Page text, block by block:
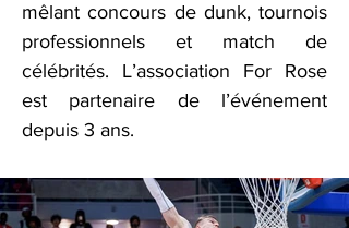
mêlant concours de dunk, tournois
professionnels et match de
célébrités. L’association For Rose
est partenaire de l’événement
depuis 3 ans.